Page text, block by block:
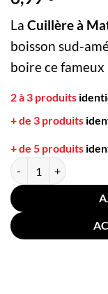
La Cuillère à
boisson sud-
boire ce fameux
2 à 3 produits
+ de 3 produits
+ de 5 produits
quantité de Cuillère à